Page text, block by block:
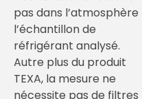
pas dans l’atmosphère
l’échantillon de
réfrigérant analysé.
Autre plus du produit
TEXA, la mesure ne
nécessite pas de filtres